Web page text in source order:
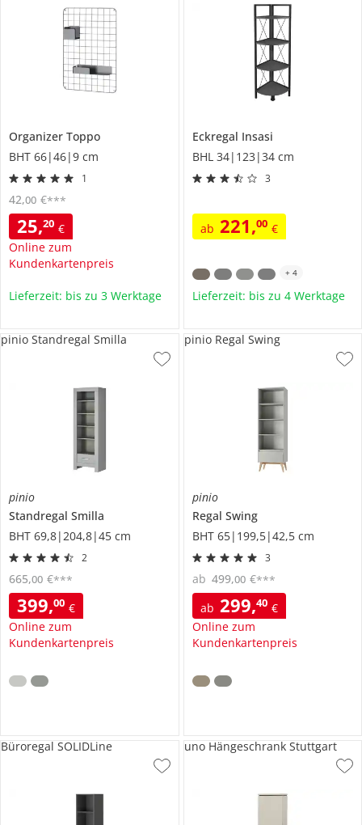
Organizer Toppo
BHT 66|46|9 cm
1
25,20 €
Online zum
Kundenkartenpreis
42,00 €***
Lieferzeit: bis zu 3 Werktage
Eckregal Insasi
BHL 34|123|34 cm
3
ab 221,00 €
+ 4
Lieferzeit: bis zu 4 Werktage
pinio
Standregal Smilla
BHT 69,8|204,8|45 cm
2
399,00 €
Online zum
Kundenkartenpreis
665,00 €***
pinio Standregal Smilla
pinio
Regal Swing
BHT 65|199,5|42,5 cm
3
ab 299,40 €
Online zum
Kundenkartenpreis
ab 499,00 €***
pinio Regal Swing
Büroregal SOLIDLine uno Hängeschrank Stuttgart